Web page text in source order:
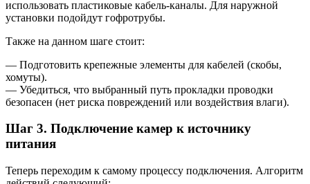
использовать пластиковые кабель-каналы. Для наружной
установки подойдут гофротрубы.
Также на данном шаге стоит:
— Подготовить крепежные элементы для кабелей (скобы,
хомуты).
— Убедиться, что выбранный путь прокладки проводки
безопасен (нет риска повреждений или воздействия влаги).
Шаг 3. Подключение камер к источнику
питания
Теперь переходим к самому процессу подключения. Алгоритм